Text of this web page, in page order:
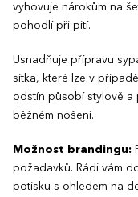
vyhovuje nárokům na
pohodlí při pití.
Usnadňuje přípravu
sítka, které lze v
odstín působí stylově a
běžném nošení.
Možnost brandingu:
požadavků. Rádi vám
potisku s ohledem na